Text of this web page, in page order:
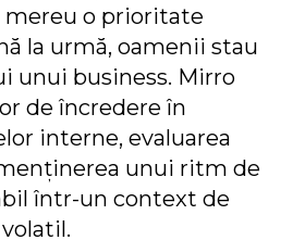
mereu o prioritate
la urmă, oamenii stau
unui business. Mirro
de încredere în
interne, evaluarea
unui ritm de
într-un context de